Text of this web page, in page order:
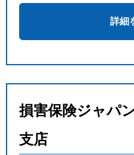
詳細
損害保険ジャパ
支店